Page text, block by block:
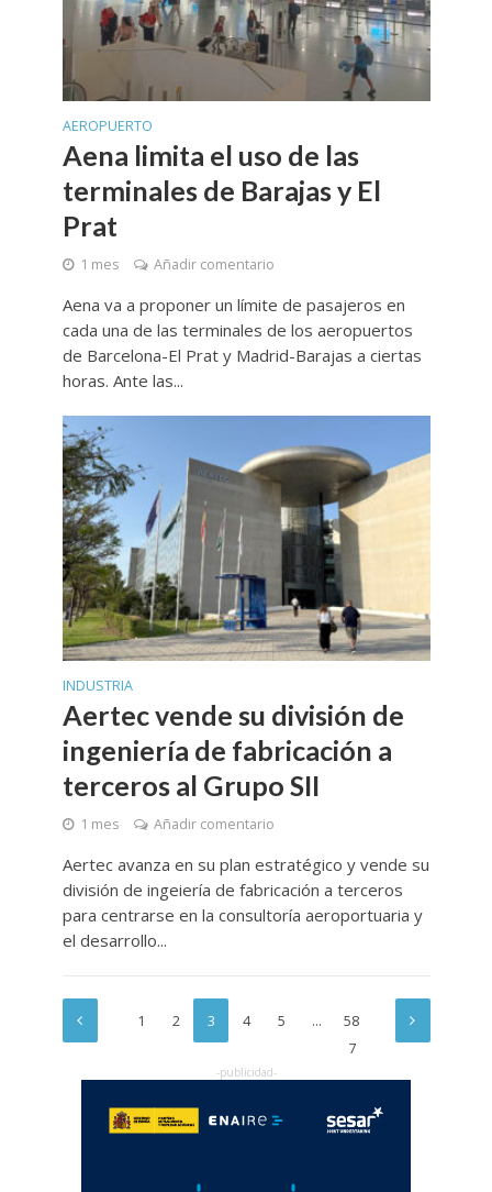
AEROPUERTO
Aena limita el uso de las
terminales de Barajas y El
Prat
1 mes Añadir comentario
Aena va a proponer un límite de pasajeros en
cada una de las terminales de los aeropuertos
de Barcelona-El Prat y Madrid-Barajas a ciertas
horas. Ante las...
INDUSTRIA
Aertec vende su división de
ingeniería de fabricación a
terceros al Grupo SII
1 mes Añadir comentario
Aertec avanza en su plan estratégico y vende su
división de ingeiería de fabricación a terceros
para centrarse en la consultoría aeroportuaria y
el desarrollo...
1 2 3 4 5 …
58
7